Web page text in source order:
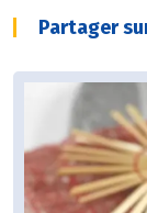
Partager